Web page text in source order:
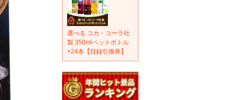
選べる コカ・コーラ社
製 350mlペットボトル
×24本【目録引換券】